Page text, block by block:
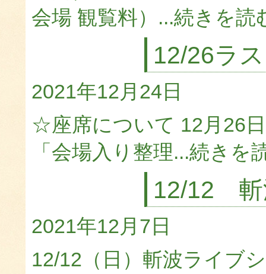
会場 観覧料）...続きを読
12/26ラ
2021年12月24日
☆座席について 12月26
「会場入り整理...続きを
12/12 斬
2021年12月7日
12/12（日）斬波ライブ